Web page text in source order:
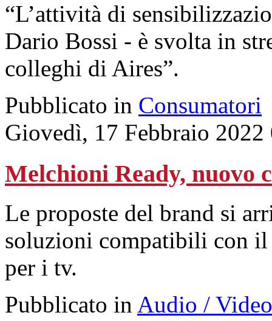
“L’attività di
Dario Bossi - è svolta in
colleghi di Aires”.
Pubblicato in Consumatori
Giovedì, 17 Febbraio 2022
Melchioni Ready, nuovo
Le proposte del brand si
soluzioni compatibili con il
per i tv.
Pubblicato in Audio / Video